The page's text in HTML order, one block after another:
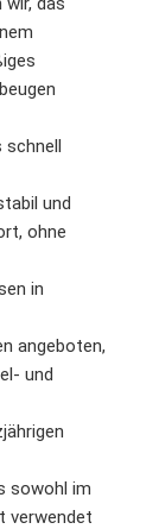
schnell
und
ohne
in
angeboten,
und
sowohl im
verwendet